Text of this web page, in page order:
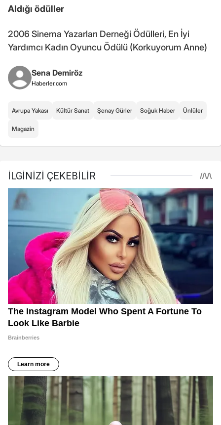
Aldığı ödüller
2006 Sinema Yazarları Derneği Ödülleri, En İyi
Yardımcı Kadın Oyuncu Ödülü (Korkuyorum Anne)
Sena Demiröz
Haberler.com
Avrupa Yakası Kültür Sanat Şenay Gürler Soğuk Haber Ünlüler
Magazin